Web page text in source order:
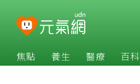
焦點 養生 醫療 百科